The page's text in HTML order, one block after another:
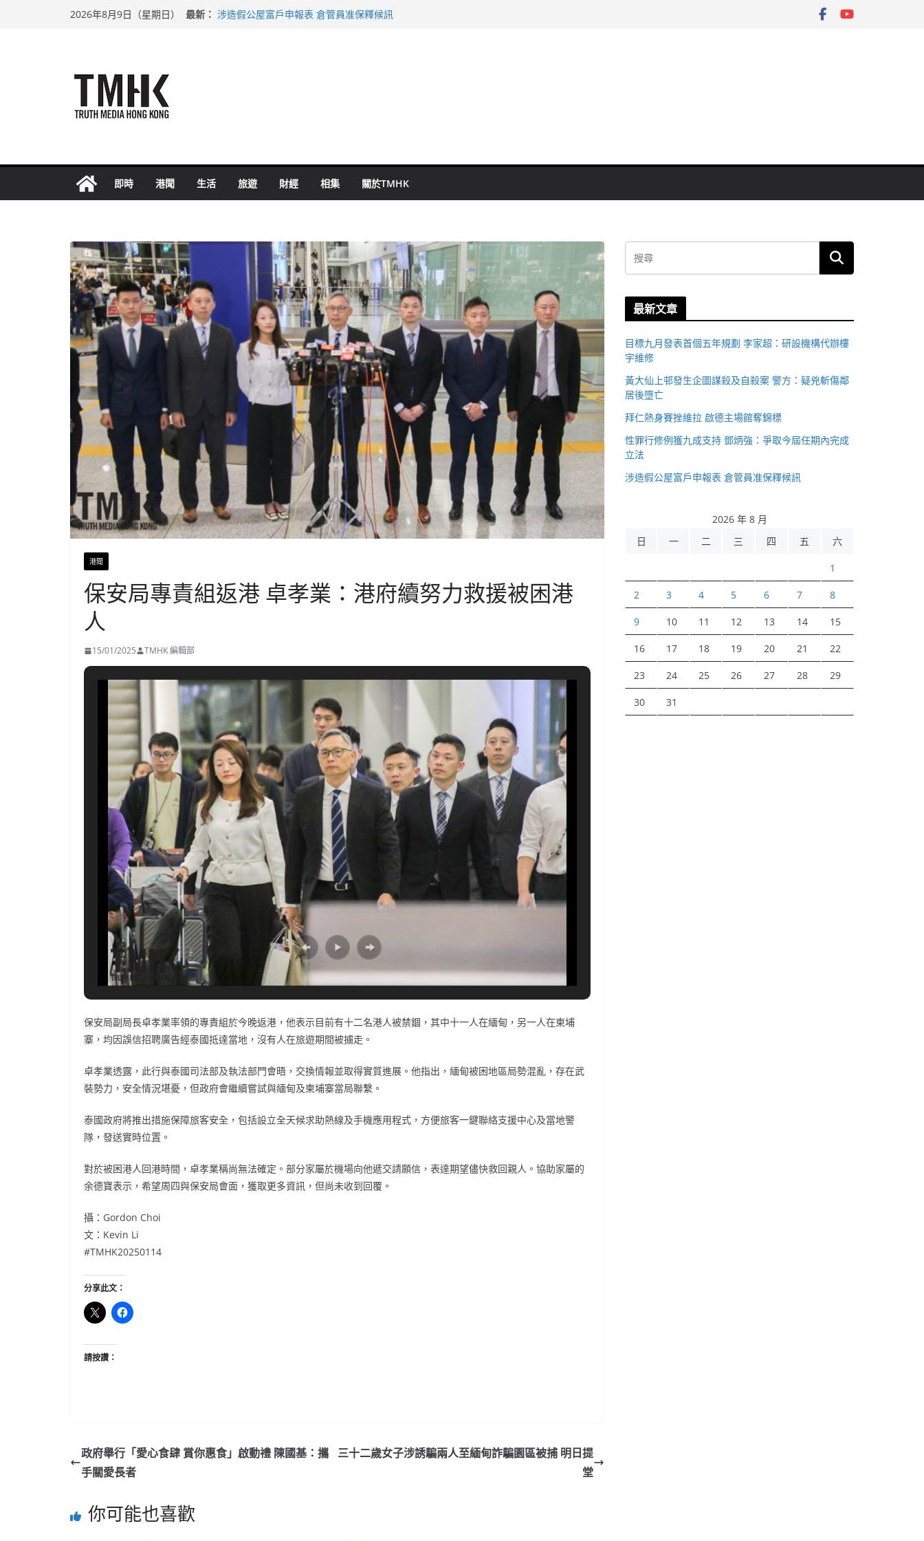
2026年8月9日（星期日） 最新： 涉造假公屋富戶申報表 倉管員准保釋候訊
即時 港聞 生活 旅遊 財經 相集 關於TMHK
港聞
保安局專責組返港 卓孝業：港府續努力救援被困港
人
15/01/2025 TMHK 編輯部
保安局副局長卓孝業率領的專責組於今晚返港，他表示目前有十二名港人被禁錮，其中十一人在緬甸，另一人在柬埔
寨，均因誤信招聘廣告經泰國抵達當地，沒有人在旅遊期間被擄走。
卓孝業透露，此行與泰國司法部及執法部門會晤，交換情報並取得實質進展。他指出，緬甸被困地區局勢混亂，存在武
裝勢力，安全情況堪憂，但政府會繼續嘗試與緬甸及柬埔寨當局聯繫。
泰國政府將推出措施保障旅客安全，包括設立全天候求助熱線及手機應用程式，方便旅客一鍵聯絡支援中心及當地警
隊，發送實時位置。
對於被困港人回港時間，卓孝業稱尚無法確定。部分家屬於機場向他遞交請願信，表達期望儘快救回親人。協助家屬的
余德寶表示，希望周四與保安局會面，獲取更多資訊，但尚未收到回覆。
攝：Gordon Choi
文：Kevin Li
#TMHK20250114
分享此文：
請按讚：
政府舉行「愛心食肆 賞你惠食」啟動禮 陳國基：攜
手關愛長者
三十二歲女子涉誘騙兩人至緬甸詐騙園區被捕 明日提
堂
你可能也喜歡
最新文章
目標九月發表首個五年規劃 李家超：研設機構代辦樓
宇維修
黃大仙上邨發生企圖謀殺及自殺案 警方：疑兇斬傷鄰
居後墮亡
拜仁熱身賽挫維拉 啟德主場館奪錦標
性罪行修例獲九成支持 鄧炳強：爭取今屆任期內完成
立法
涉造假公屋富戶申報表 倉管員准保釋候訊
2026 年 8 月
日
一 二 三 四 五 六
1
2 3 4 5 6 7 8
9 10 11 12 13 14 15
16 17 18 19 20 21 22
23 24 25 26 27 28 29
30 31